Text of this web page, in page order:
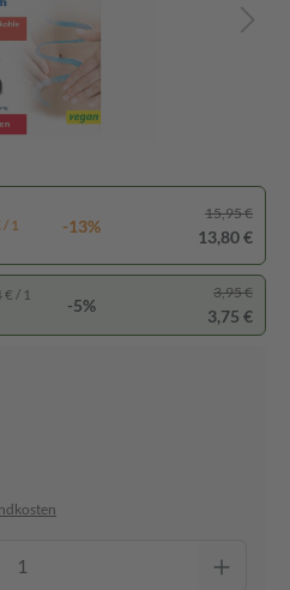
/ 1
-13%
15,95 €
13,80 €
/ 1
-5%
3,95 €
3,75 €